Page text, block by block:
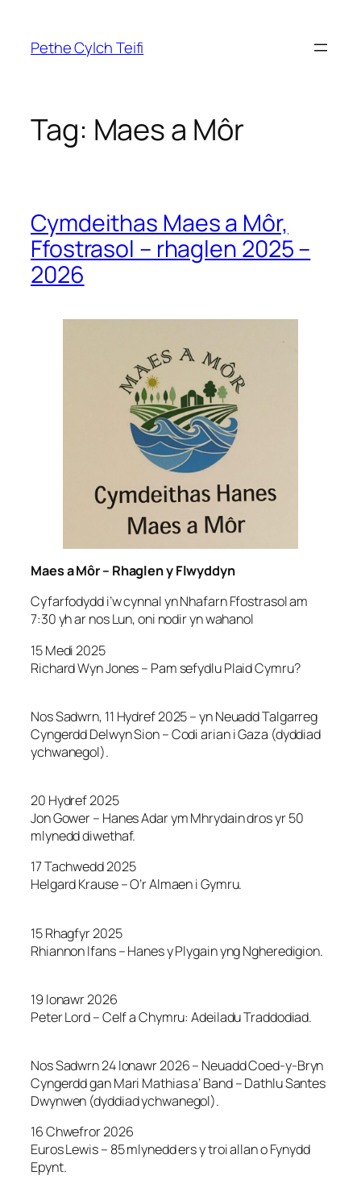
content
Pethe Cylch Teifi
Tag: Maes a Môr
Cymdeithas Maes a Môr,
Ffostrasol – rhaglen 2025 –
2026
Maes a Môr – Rhaglen y Flwyddyn
Cyfarfodydd i’w cynnal yn Nhafarn Ffostrasol am
7:30 yh ar nos Lun, oni nodir yn wahanol
15 Medi 2025
Richard Wyn Jones – Pam sefydlu Plaid Cymru?
Nos Sadwrn, 11 Hydref 2025 – yn Neuadd Talgarreg
Cyngerdd Delwyn Sion – Codi arian i Gaza (dyddiad
ychwanegol).
20 Hydref 2025
Jon Gower – Hanes Adar ym Mhrydain dros yr 50
mlynedd diwethaf.
17 Tachwedd 2025
Helgard Krause – O’r Almaen i Gymru.
15 Rhagfyr 2025
Rhiannon Ifans – Hanes y Plygain yng Ngheredigion.
19 lonawr 2026
Peter Lord – Celf a Chymru: Adeiladu Traddodiad.
Nos Sadwrn 24 lonawr 2026 – Neuadd Coed-y-Bryn
Cyngerdd gan Mari Mathias a’ Band – Dathlu Santes
Dwynwen (dyddiad ychwanegol).
16 Chwefror 2026
Euros Lewis – 85 mlynedd ers y troi allan o Fynydd
Epynt.